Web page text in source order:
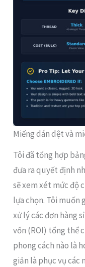
Miếng dán dệt và
Tôi đã tổng hợp
đưa ra quyết định
sẽ xem xét mức độ
lựa chọn. Tôi muốn
xử lý các đơn hàng
vốn (ROI) tổng thể
phong cách nào là
giản là phục vụ